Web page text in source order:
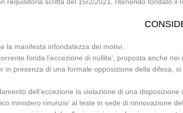
la manifesta infondatezza dei motivi.
fonda l’eccezione di nullita’, proposta anche
in presenza di una formale opposizione della difesa,
dell’eccezione la violazione di una
ministero rinunzio’ al teste in sede di rinnovazione